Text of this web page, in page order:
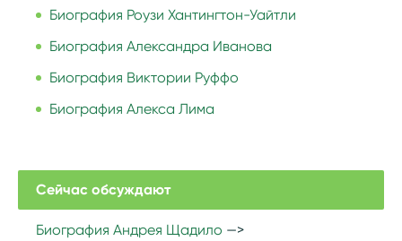
Биография Роузи Хантингтон-Уайтли
Биография Александра Иванова
Биография Виктории Руффо
Биография Алекса Лима
Сейчас обсуждают
Биография Андрея Щадило